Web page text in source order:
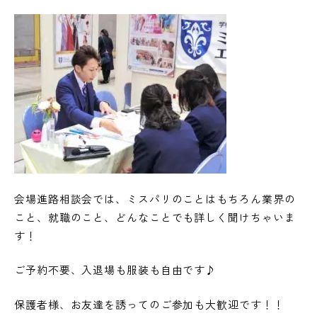
会場進路相談会では、ミスパリのことはもちろん業界の
こと、就職のこと、どんなことでも詳しく聞けちゃいま
す！
ご予約不要、入退場も服装も自由です♪
保護者様、お友達を誘ってのご参加も大歓迎です！！